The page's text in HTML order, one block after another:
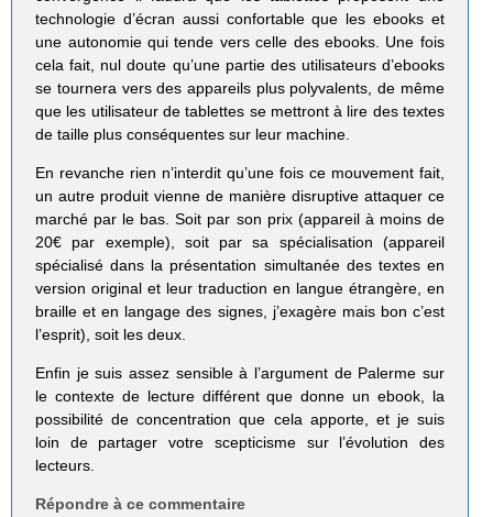
technologie d’écran aussi confortable que les ebooks et
une autonomie qui tende vers celle des ebooks. Une fois
cela fait, nul doute qu’une partie des utilisateurs d’ebooks
se tournera vers des appareils plus polyvalents, de même
que les utilisateur de tablettes se mettront à lire des textes
de taille plus conséquentes sur leur machine.
En revanche rien n’interdit qu’une fois ce mouvement fait,
un autre produit vienne de manière disruptive attaquer ce
marché par le bas. Soit par son prix (appareil à moins de
20€ par exemple), soit par sa spécialisation (appareil
spécialisé dans la présentation simultanée des textes en
version original et leur traduction en langue étrangère, en
braille et en langage des signes, j’exagère mais bon c’est
l’esprit), soit les deux.
Enfin je suis assez sensible à l’argument de Palerme sur
le contexte de lecture différent que donne un ebook, la
possibilité de concentration que cela apporte, et je suis
loin de partager votre scepticisme sur l’évolution des
lecteurs.
Répondre à ce commentaire